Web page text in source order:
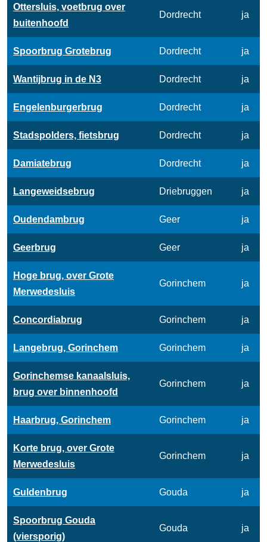
Ottersluis, voetbrug over
buitenhoofd
Dordrecht ja
Spoorbrug Grotebrug Dordrecht ja
Wantijbrug in de N3 Dordrecht ja
Engelenburgerbrug Dordrecht ja
Stadspolders, fietsbrug Dordrecht ja
Damiatebrug Dordrecht ja
Langeweidsebrug Driebruggen ja
Oudendambrug Geer ja
Geerbrug Geer ja
Hoge brug, over Grote
Merwedesluis
Gorinchem ja
Concordiabrug Gorinchem ja
Langebrug, Gorinchem Gorinchem ja
Gorinchemse kanaalsluis,
brug over binnenhoofd
Gorinchem ja
Haarbrug, Gorinchem Gorinchem ja
Korte brug, over Grote
Merwedesluis
Gorinchem ja
Guldenbrug Gouda ja
Spoorbrug Gouda
(viersporig)
Gouda ja